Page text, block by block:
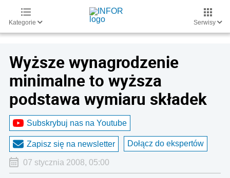
Kategorie Serwisy
Wyższe wynagrodzenie
minimalne to wyższa
podstawa wymiaru składek
Subskrybuj nas na Youtube
Zapisz się na newsletter Dołącz do ekspertów
07 stycznia 2008, 05:00